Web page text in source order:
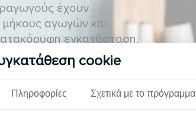
έχουν
μήκους αγωγών και
εγκατάσταση.
εκπαιδευτικά και
cookie
Πληροφορίες Σχετικά με το πρόγραμμα